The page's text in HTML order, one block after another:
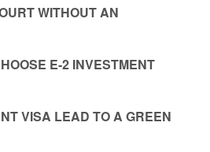
WITHOUT AN
E-2 INVESTMENT
VISA LEAD TO A GREEN